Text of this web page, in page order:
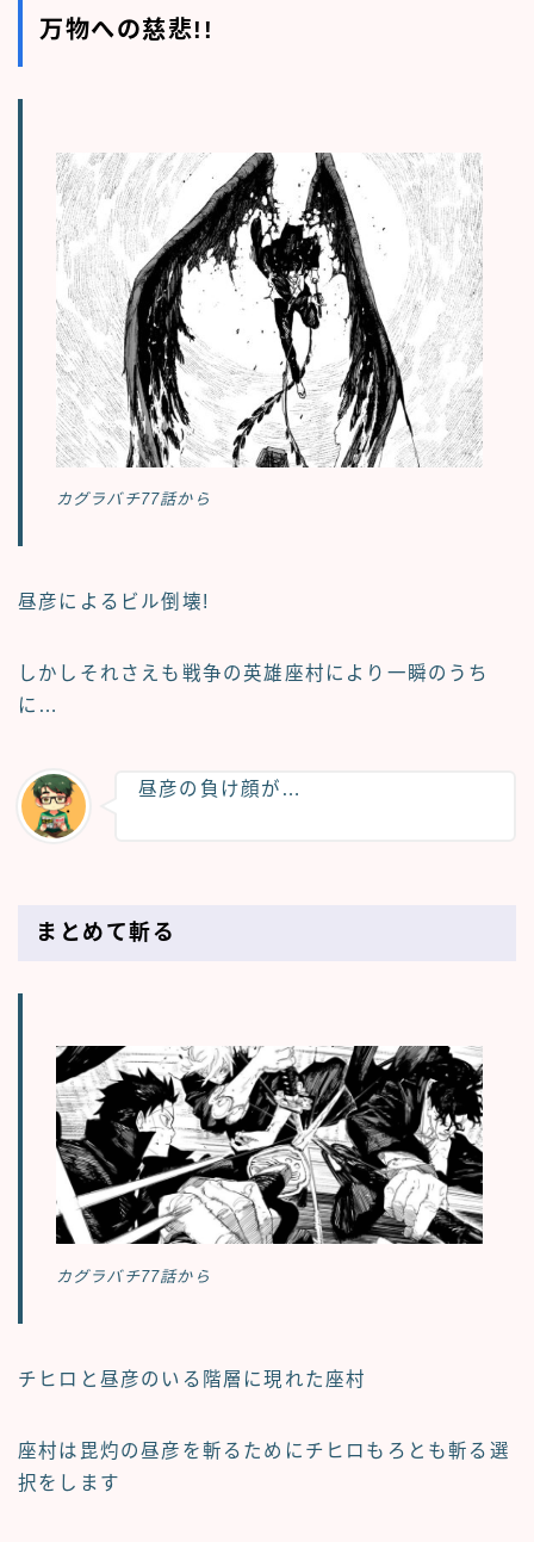
万物への慈悲!!
カグラバチ77話から
昼彦によるビル倒壊!
しかしそれさえも戦争の英雄座村により一瞬のうち
に…
昼彦の負け顔が…
まとめて斬る
カグラバチ77話から
チヒロと昼彦のいる階層に現れた座村
座村は毘灼の昼彦を斬るためにチヒロもろとも斬る選
択をします